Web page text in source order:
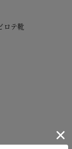
ロテ靴